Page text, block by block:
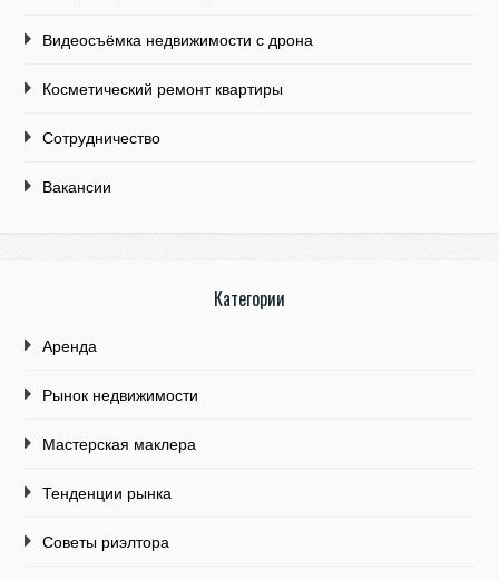
Видеосъёмка недвижимости с дрона
Косметический ремонт квартиры
Сотрудничество
Вакансии
Категории
Аренда
Рынок недвижимости
Мастерская маклера
Тенденции рынка
Советы риэлтора